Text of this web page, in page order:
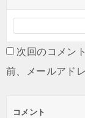
次回のコメン
前、メールアド
コメント